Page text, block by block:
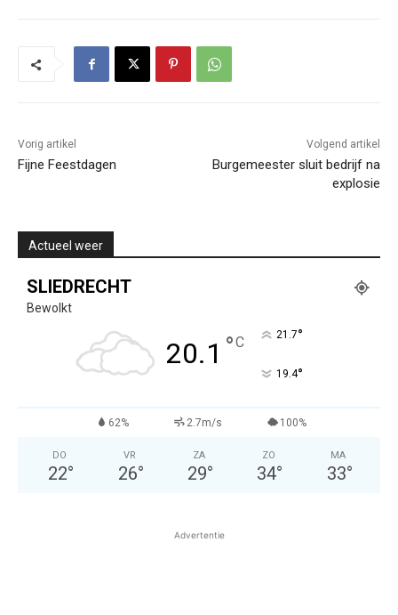
Vorig artikel
Fijne Feestdagen
Volgend artikel
Burgemeester sluit bedrijf na
explosie
Actueel weer
SLIEDRECHT
Bewolkt
20.1 °C 21.7°
19.4°
62% 2.7m/s 100%
DO
22°
VR
26°
ZA
29°
ZO
34°
MA
33°
Advertentie